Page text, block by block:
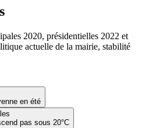
en été
pas sous 20°C
2020, présidentielles 2022 et
actuelle de la mairie, stabilité